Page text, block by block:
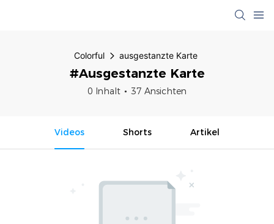
Colorful ausgestanzte Karte
#ausgestanzte Karte
0 Inhalt 37 Ansichten
Videos Shorts Artikel